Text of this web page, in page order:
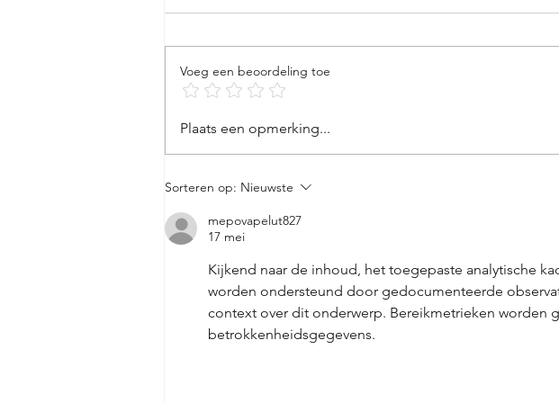
buy way cetelem alpha
Voeg een beoordeling toe
Plaats een opmerking...
Sorteren op: Nieuwste
mepovapelut827
17 mei
Kijkend naar de inhoud, het toegepaste analytische
worden ondersteund door gedocumenteerde
context over dit onderwerp. Bereikmetrieken worden
betrokkenheidsgegevens.